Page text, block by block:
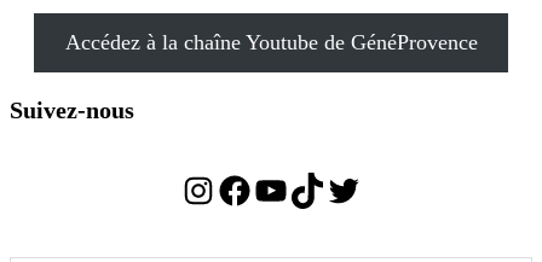
Accédez à la chaîne Youtube de GénéProvence
Suivez-nous
Instagram
Facebook
YouTube
TikTok
Twitter